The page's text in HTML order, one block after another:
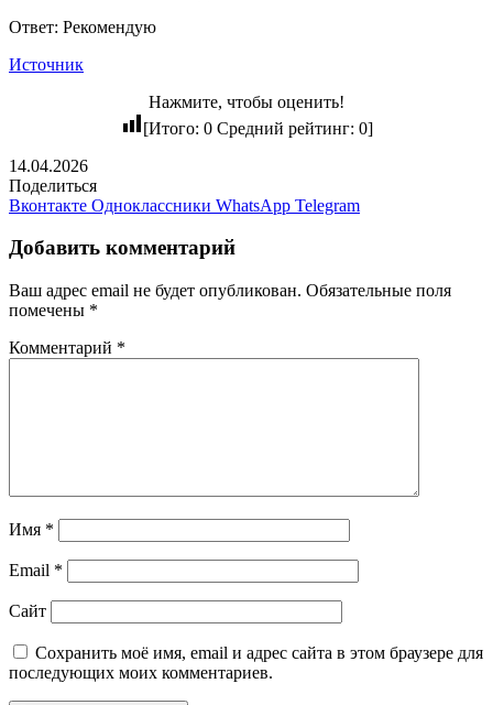
Ответ: Рекомендую
Источник
Нажмите, чтобы оценить!
[Итого: 0Средний рейтинг: 0]
14.04.2026
Поделиться
Вконтакте Одноклассники WhatsApp Telegram
Добавить комментарий
Ваш адрес email не будет опубликован. Обязательные поля
помечены *
Комментарий *
Имя *
Email *
Сайт
Сохранить моё имя, email и адрес сайта в этом браузере для
последующих моих комментариев.